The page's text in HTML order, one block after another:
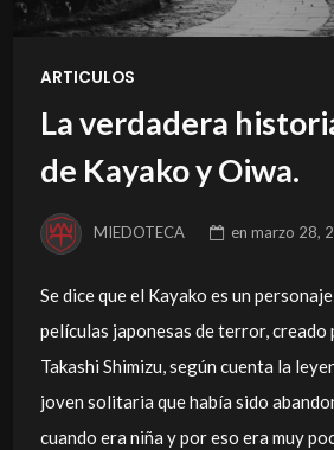
ARTICULOS
La verdadera
de Kayako y Oiwa.
MIEDOTECA enmarzo 28,
Se dice que el Kayako es un
películas japonesas de terror,
Takashi Shimizu, según cuenta la
joven solitaria que había sido
cuando era niña y por eso era muy